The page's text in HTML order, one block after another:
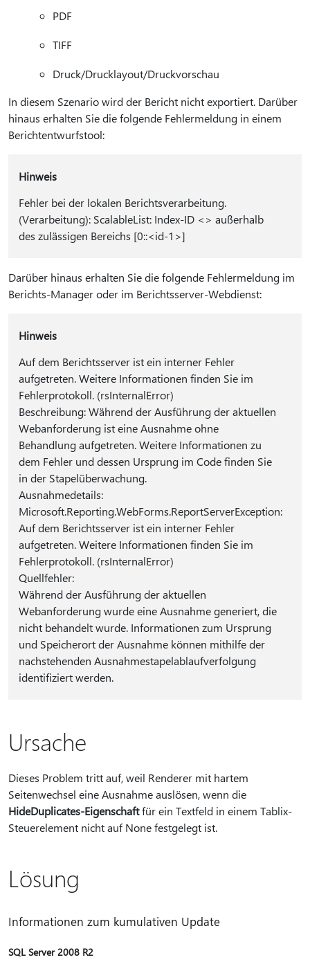
PDF
TIFF
Druck/Drucklayout/Druckvorschau
In diesem Szenario wird der Bericht nicht exportiert. Darüber
hinaus erhalten Sie die folgende Fehlermeldung in einem
Berichtentwurfstool:
Hinweis
Fehler bei der lokalen Berichtsverarbeitung.
(Verarbeitung): ScalableList: Index-ID <> außerhalb
des zulässigen Bereichs [0::<id-1>]
Darüber hinaus erhalten Sie die folgende Fehlermeldung im
Berichts-Manager oder im Berichtsserver-Webdienst:
Hinweis
Auf dem Berichtsserver ist ein interner Fehler
aufgetreten. Weitere Informationen finden Sie im
Fehlerprotokoll. (rsInternalError)
Beschreibung: Während der Ausführung der aktuellen
Webanforderung ist eine Ausnahme ohne
Behandlung aufgetreten. Weitere Informationen zu
dem Fehler und dessen Ursprung im Code finden Sie
in der Stapelüberwachung.
Ausnahmedetails:
Microsoft.Reporting.WebForms.ReportServerException:
Auf dem Berichtsserver ist ein interner Fehler
aufgetreten. Weitere Informationen finden Sie im
Fehlerprotokoll. (rsInternalError)
Quellfehler:
Während der Ausführung der aktuellen
Webanforderung wurde eine Ausnahme generiert, die
nicht behandelt wurde. Informationen zum Ursprung
und Speicherort der Ausnahme können mithilfe der
nachstehenden Ausnahmestapelablaufverfolgung
identifiziert werden.
Ursache
Dieses Problem tritt auf, weil Renderer mit hartem
Seitenwechsel eine Ausnahme auslösen, wenn die
HideDuplicates-Eigenschaftfür ein Textfeld in einem Tablix-
Steuerelement nicht auf None festgelegt ist.
Lösung
Informationen zum kumulativen Update
SQL Server 2008 R2